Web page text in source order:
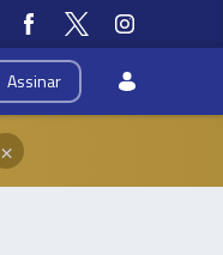
Assinar
×